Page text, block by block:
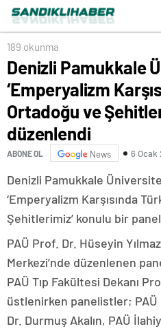
ve Şehitlerimiz’ konulu
189 okunma
Denizli Pamukkale
‘Emperyalizm
Ortadoğu ve
düzenlendi
ABONE OL News 6 Ocak
Denizli Pamukkale
‘Emperyalizm Karşısında
Şehitlerimiz’ konulu bir
PAÜ Prof. Dr. Hüseyin
Merkezi’nde düzenlenen
PAÜ Tıp Fakültesi Dekanı
üstlenirken panelistler; PAÜ
Dr. Durmuş Akalın, PAÜ